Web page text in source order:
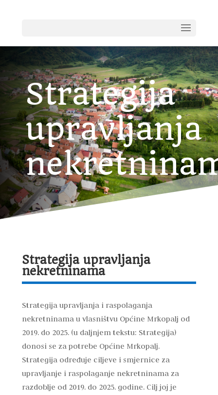
Strategija
upravljanja
Strategija upravljanja
nekretninama
Strategija upravljanja i raspolaganja
nekretninama u vlasništvu Općine Mrkopalj od
2019. do 2025. (u daljnjem tekstu: Strategija)
donosi se za potrebe Općine Mrkopalj.
Strategija određuje ciljeve i smjernice za
upravljanje i raspolaganje nekretninama za
razdoblje od 2019. do 2025. godine. Cilj joj je